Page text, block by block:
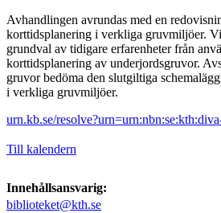
Avhandlingen avrundas med en
korttidsplanering i verkliga gruvmiljöer.
grundval av tidigare erfarenheter från
korttidsplanering av underjordsgruvor.
gruvor bedöma den slutgiltiga
i verkliga gruvmiljöer.
urn.kb.se/
Till kalendern
Innehållsansvarig:
biblioteket@kth.se